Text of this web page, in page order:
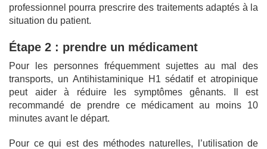
professionnel pourra prescrire des traitements adaptés à la
situation du patient.
Étape 2 : prendre un médicament
Pour les personnes fréquemment sujettes au mal des
transports, un Antihistaminique H1 sédatif et atropinique
peut aider à réduire les symptômes gênants. Il est
recommandé de prendre ce médicament au moins 10
minutes avant le départ.
Pour ce qui est des méthodes naturelles, l’utilisation de